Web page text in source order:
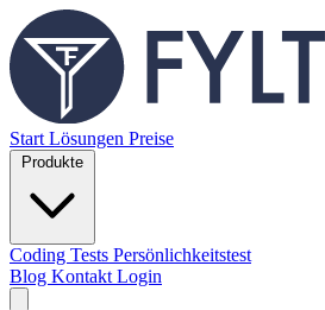
Start Lösungen Preise
Coding Tests Persönlichkeitstest
Blog Kontakt Login